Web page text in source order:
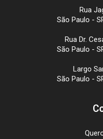
Rua
São Paulo -
Rua Dr.
São Paulo -
Largo
São Paulo -